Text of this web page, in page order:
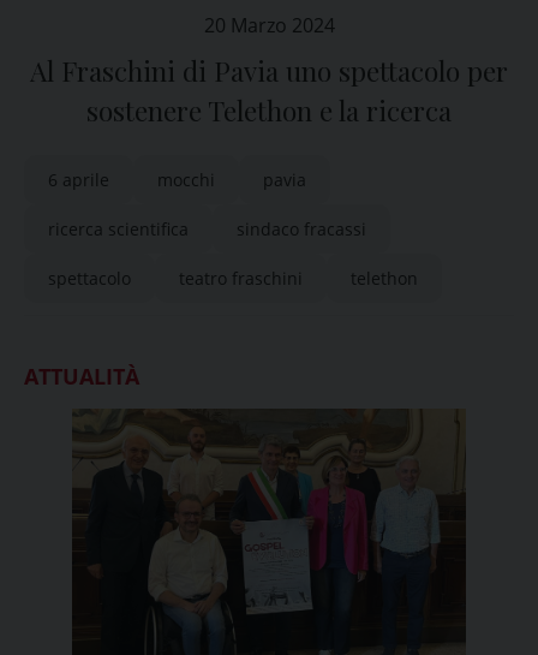
20 Marzo 2024
Al Fraschini di Pavia uno spettacolo per
sostenere Telethon e la ricerca
6 aprile mocchi pavia
ricerca scientifica sindaco fracassi
spettacolo teatro fraschini telethon
ATTUALITÀ